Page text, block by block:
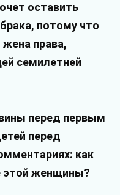
оставить
потому что
права,
семилетней
перед первым
перед
как
этой женщины?